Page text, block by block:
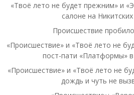
«Твоё лето не будет прежним» и
салоне на
Происшествие
«Происшествие» и «Твоё лето не
пост-пати «Платформы» в
«Происшествие» и «Твоё лето не
дождь и чуть не